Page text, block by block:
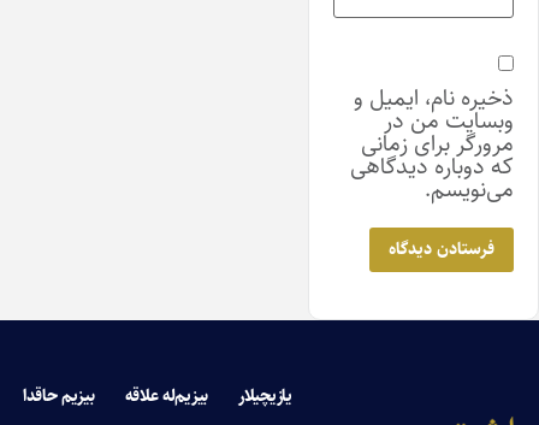
ذخیره نام، ایمیل و
وبسایت من در
مرورگر برای زمانی
که دوباره دیدگاهی
می‌نویسم.
یازیچیلار بیزیم‌له علاقه بیزیم حاقدا